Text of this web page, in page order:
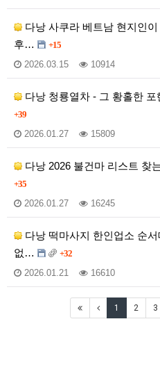
다낭 사쿠라 베트남 현지인
후…
+15
2026.03.15 10914
다낭 청룡열차 - 그 황홀한
+39
2026.01.27 15809
다낭 2026 불건마 리스트 찾
+35
2026.01.27 16245
다낭 떡마사지 한인업소 순
없…
+32
2026.01.21 16610
1 2 3